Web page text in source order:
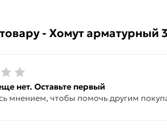
- Хомут арматурный
нет. Оставьте первый
мнением, чтобы помочь другим